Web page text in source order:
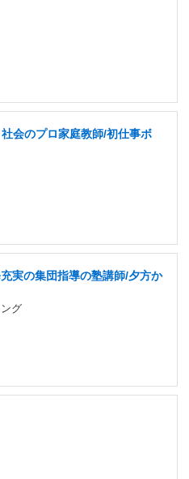
会のプロ家庭教師/初仕事ボ
実の集団指導の塾講師/夕方か
グ